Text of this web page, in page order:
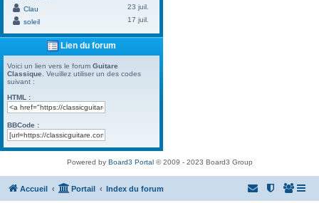
Clau
23 juil.
soleil
17 juil.
Lien du forum
Voici un lien vers le forum Guitare
Classique . Veuillez utiliser un des codes
suivant :
HTML :
BBCode :
Powered by Board3 Portal© 2009 - 2023 Board3 Group
Accueil Portail Index du forum